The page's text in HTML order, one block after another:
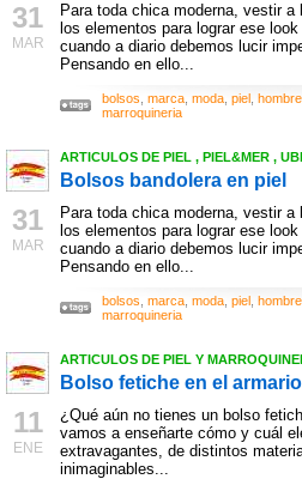
31
MAR
Para toda chica moderna, vestir
los elementos para lograr ese
cuando a diario debemos lucir
Pensando en ello...
bolsos marca moda piel
marroquineria
31
MAR
ARTICULOS DE PIEL , PIEL&MER ,
Bolsos bandolera en piel
Para toda chica moderna, vestir
los elementos para lograr ese
cuando a diario debemos lucir
Pensando en ello...
bolsos marca moda piel
marroquineria
11
ENE
ARTICULOS DE PIEL Y
Bolso fetiche en el armario
¿Qué aún no tienes un bolso
vamos a enseñarte cómo y cuál
extravagantes, de distintos
inimaginables...